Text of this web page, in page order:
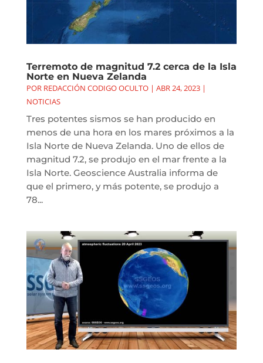
Terremoto de magnitud 7.2 cerca de la Isla
Norte en Nueva Zelanda
POR REDACCIÓN CODIGO OCULTO| ABR 24, 2023|
NOTICIAS
Tres potentes sismos se han producido en
menos de una hora en los mares próximos a la
Isla Norte de Nueva Zelanda. Uno de ellos de
magnitud 7.2, se produjo en el mar frente a la
Isla Norte. Geoscience Australia informa de
que el primero, y más potente, se produjo a
78...